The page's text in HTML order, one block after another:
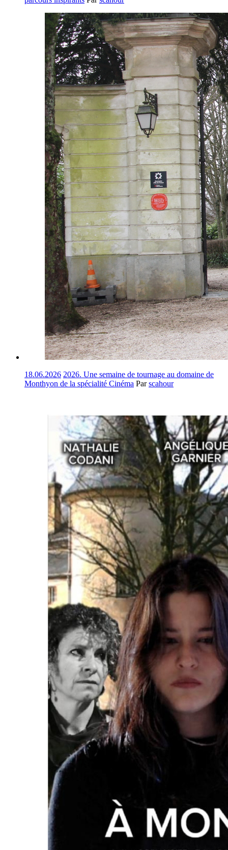
18.06.2026 2026. Une semaine de tournage au domaine de
Monthyon de la spécialité Cinéma Parscahour